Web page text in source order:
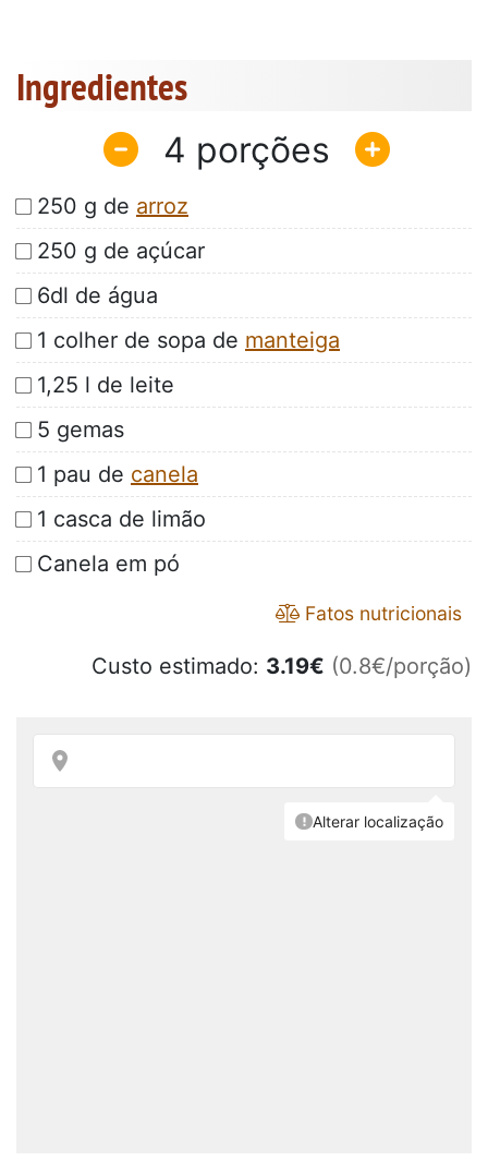
Ingredientes
4
250 g de arroz
250 g de açúcar
6dl de água
1 colher de sopa de manteiga
1,25 l de leite
5 gemas
1 pau de canela
1 casca de limão
Canela em pó
Fatos nutricionais
Custo estimado: 3.19€ (0.8€/porção)